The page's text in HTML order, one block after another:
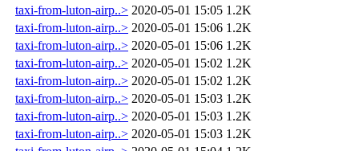
taxi-from-luton-airp..> 2020-05-01 15:05 1.2K
taxi-from-luton-airp..> 2020-05-01 15:06 1.2K
taxi-from-luton-airp..> 2020-05-01 15:06 1.2K
taxi-from-luton-airp..> 2020-05-01 15:02 1.2K
taxi-from-luton-airp..> 2020-05-01 15:02 1.2K
taxi-from-luton-airp..> 2020-05-01 15:03 1.2K
taxi-from-luton-airp..> 2020-05-01 15:03 1.2K
taxi-from-luton-airp..> 2020-05-01 15:03 1.2K